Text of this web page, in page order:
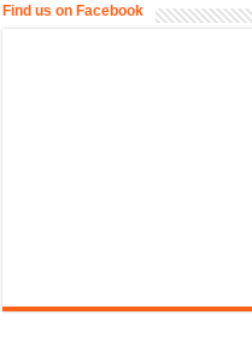
Find us on Facebook